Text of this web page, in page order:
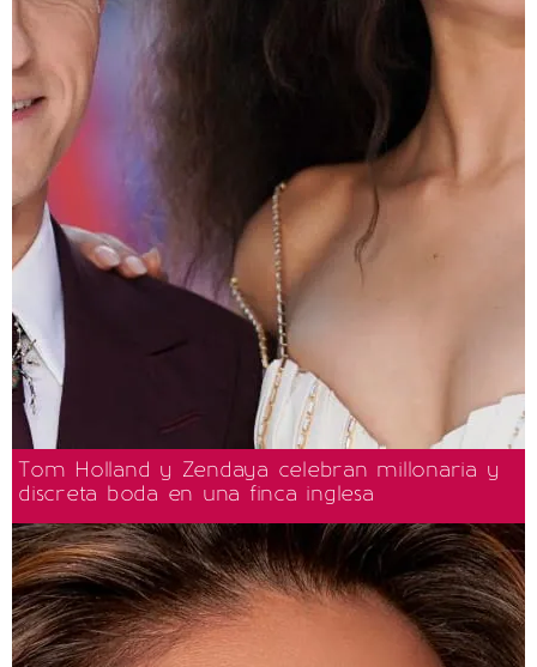
Tom Holland y Zendaya celebran millonaria y
discreta boda en una finca inglesa